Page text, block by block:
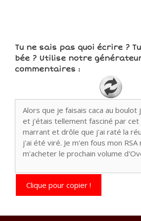
Tu ne sais pas quoi écrire ?
bée ? Utilise notre
commentaires :
Clique pour copier !